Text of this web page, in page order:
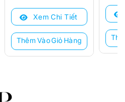
là:
800.000 ₫.
tại
620.000 ₫.
Xem Chi Tiết
Thêm Vào Giỏ Hàng
là:
tại